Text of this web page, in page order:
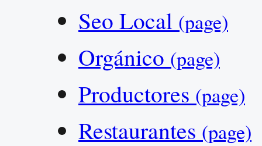
Seo Local (page)
Orgánico (page)
Productores (page)
Restaurantes (page)